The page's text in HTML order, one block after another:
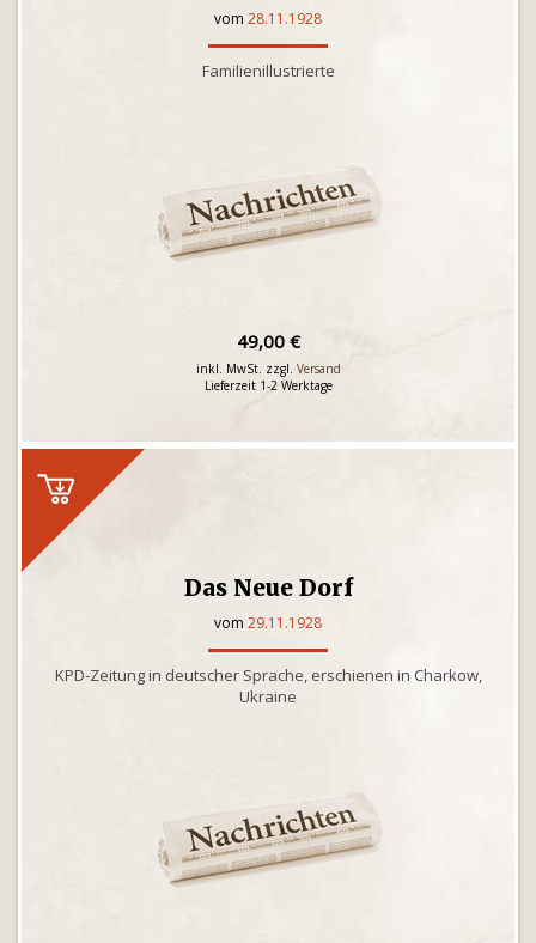
vom 28.11.1928
Familienillustrierte
49,00 €
inkl. MwSt. zzgl. Versand
Lieferzeit 1-2 Werktage
Das Neue Dorf
vom 29.11.1928
KPD-Zeitung in deutscher Sprache, erschienen in Charkow,
Ukraine